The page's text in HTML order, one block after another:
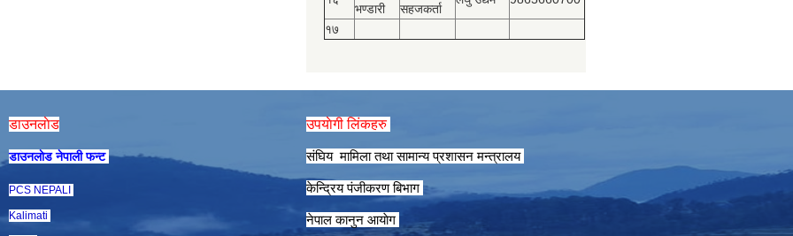
भण्डारी
सहजकर्ता
१७
डाउनलाेड
डाउनलाेड नेपाली फन्ट
PCS NEPALI
Kalimati
उपयाेगी लिंकहरु
संघिय मामिला तथा सामान्य प्रशासन मन्त्रालय
केन्द्रिय पंजीकरण बिभाग
नेपाल कानुन आयाेग